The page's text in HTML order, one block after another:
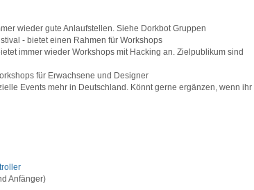
wieder gute Anlaufstellen. Siehe Dorkbot Gruppen
- bietet einen Rahmen für Workshops
immer wieder Workshops mit Hacking an. Zielpublikum sind
für Erwachsene und Designer
Events mehr in Deutschland. Könnt gerne ergänzen, wenn ihr
Anfänger)